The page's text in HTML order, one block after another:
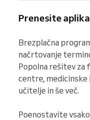
Prenesite
Brezplačna
načrtovanje
Popolna rešitev za
centre, medicinske
učitelje in še več.
Poenostavite